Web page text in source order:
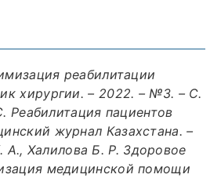
реабилитации
хирургии. – 2022. – №3. – С.
пациентов
журнал Казахстана. –
Халилова Б. Р. Здоровое
медицинской помощи